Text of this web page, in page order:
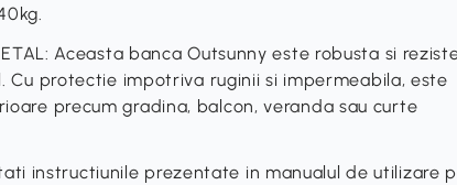
Aceasta banca Outsunny este robusta si
protectie impotriva ruginii si impermeabila, este
precum gradina, balcon, veranda sau curte
instructiunile prezentate in manualul de utilizare